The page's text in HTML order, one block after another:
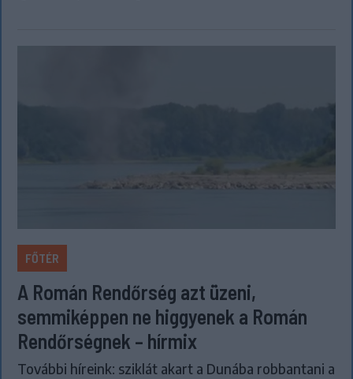
FŐTÉR
A Román Rendőrség azt üzeni,
semmiképpen ne higgyenek a Román
Rendőrségnek – hírmix
További híreink: sziklát akart a Dunába robbantani a